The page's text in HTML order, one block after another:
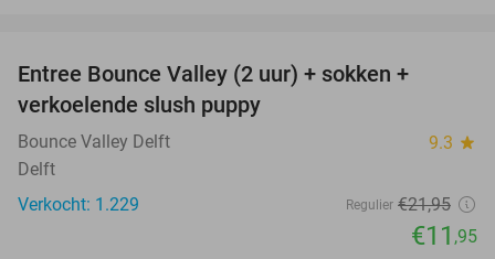
Entree Bounce Valley (2 uur) + sokken +
verkoelende slush puppy
Bounce Valley Delft 9.3 star
Delft
Verkocht: 1.229
Regulier €21,95
€11 ,95